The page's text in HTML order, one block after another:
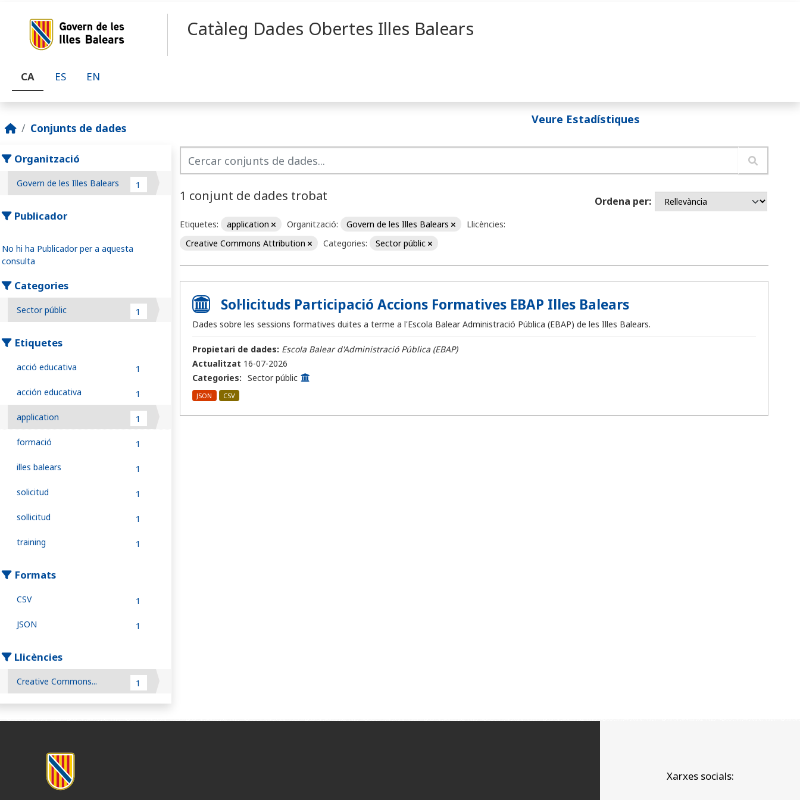
Catàleg Dades Obertes Illes Balears
CA ES EN
Veure Estadístiques
Conjunts de dades
Organització
Govern de les Illes Balears 1
Publicador
No hi ha Publicador per a aquesta
consulta
Categories
Sector públic 1
Etiquetes
acció educativa 1
acción educativa 1
application 1
formació 1
illes balears 1
solicitud 1
sollicitud 1
training 1
Formats
CSV 1
JSON 1
Llicències
Creative Commons... 1
Ordena per
1 conjunt de dades trobat
Etiquetes: application Organització: Govern de les Illes Balears
Llicències:
Creative Commons Attribution
Categories: Sector públic
Sol·licituds Participació Accions Formatives EBAP Illes Balears
Dades sobre les sessions formatives duites a terme a l'Escola Balear Administració Pública (EBAP) de les Illes Balears.
Propietari de dades: Escola Balear d'Administració Pública (EBAP)
Actualitzat 16-07-2026
Categories: Sector públic
JSON CSV
Xarxes socials: